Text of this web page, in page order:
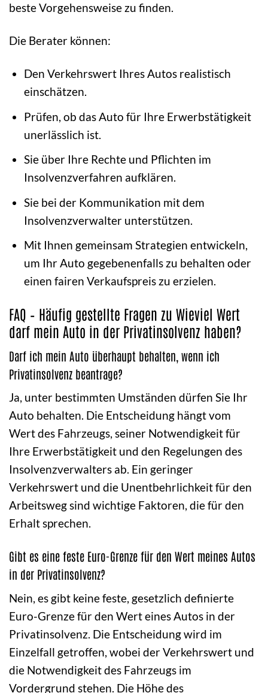
beste Vorgehensweise zu finden.
Die Berater können:
Den Verkehrswert Ihres Autos realistisch
einschätzen.
Prüfen, ob das Auto für Ihre Erwerbstätigkeit
unerlässlich ist.
Sie über Ihre Rechte und Pflichten im
Insolvenzverfahren aufklären.
Sie bei der Kommunikation mit dem
Insolvenzverwalter unterstützen.
Mit Ihnen gemeinsam Strategien entwickeln,
um Ihr Auto gegebenenfalls zu behalten oder
einen fairen Verkaufspreis zu erzielen.
FAQ – Häufig gestellte Fragen zu Wieviel Wert
darf mein Auto in der Privatinsolvenz haben?
Darf ich mein Auto überhaupt behalten, wenn ich
Privatinsolvenz beantrage?
Ja, unter bestimmten Umständen dürfen Sie Ihr
Auto behalten. Die Entscheidung hängt vom
Wert des Fahrzeugs, seiner Notwendigkeit für
Ihre Erwerbstätigkeit und den Regelungen des
Insolvenzverwalters ab. Ein geringer
Verkehrswert und die Unentbehrlichkeit für den
Arbeitsweg sind wichtige Faktoren, die für den
Erhalt sprechen.
Gibt es eine feste Euro-Grenze für den Wert meines Autos
in der Privatinsolvenz?
Nein, es gibt keine feste, gesetzlich definierte
Euro-Grenze für den Wert eines Autos in der
Privatinsolvenz. Die Entscheidung wird im
Einzelfall getroffen, wobei der Verkehrswert und
die Notwendigkeit des Fahrzeugs im
Vordergrund stehen. Die Höhe des